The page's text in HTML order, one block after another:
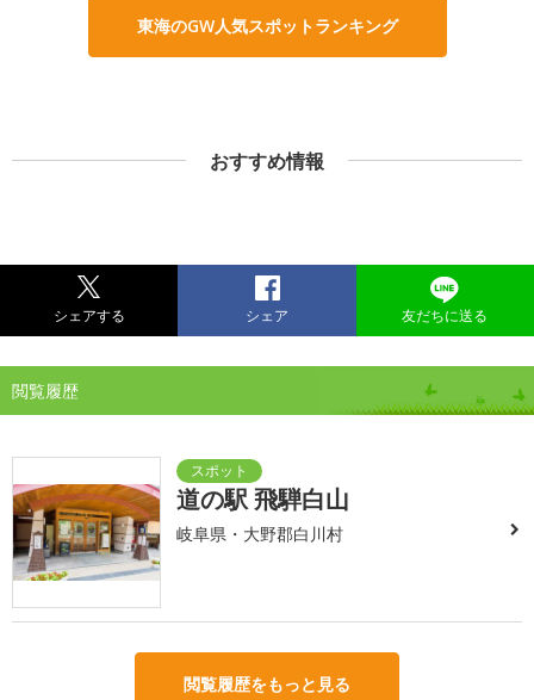
東海のGW人気スポットランキング
おすすめ情報
シェアする シェア 友だちに送る
閲覧履歴
道の駅 飛騨白山
岐阜県・大野郡白川村
閲覧履歴をもっと見る